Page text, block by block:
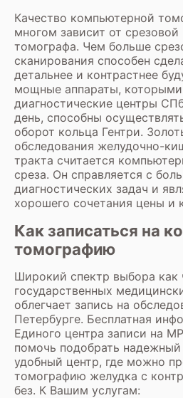
Качество компьютерной
многом зависит от
томографа. Чем больше
сканирования способен
детальнее и контрастнее
мощные аппараты,
диагностические центры
день, способны
оборот кольца Гентри.
обследования желудочно-
тракта считается
среза. Он справляется с
диагностических задач и
хорошего сочетания цены и
Как записаться на
томографию
Широкий спектр выбора как
государственных
облегчает запись на
Петербурге. Бесплатная
Единого центра записи на
помочь подобрать
удобный центр, где можно
томографию желудка с
без. К Вашим услугам: